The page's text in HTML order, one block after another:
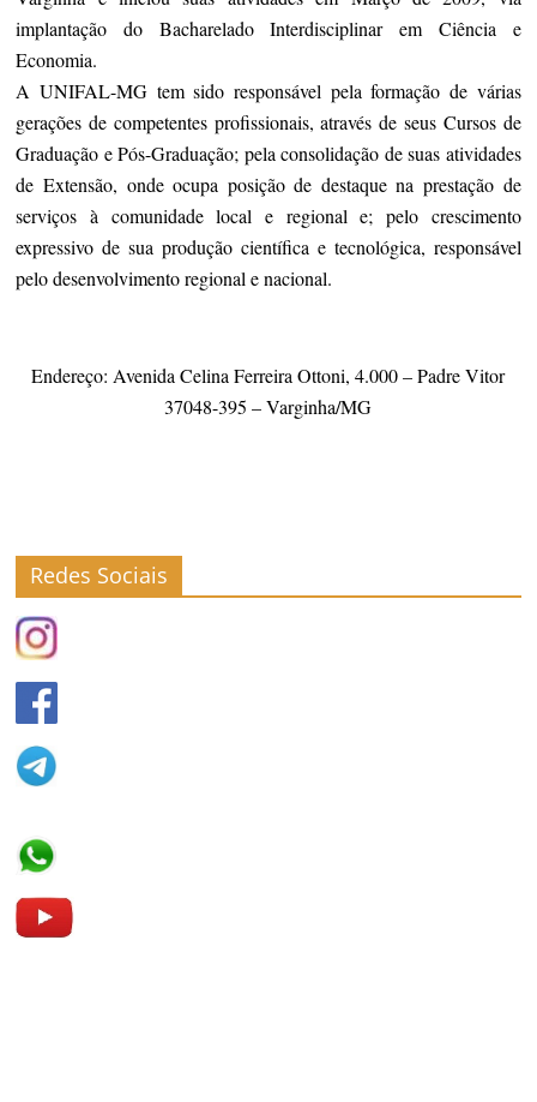
implantação do Bacharelado Interdisciplinar em Ciência e
Economia.
A UNIFAL-MG tem sido responsável pela formação de várias
gerações de competentes profissionais, através de seus Cursos de
Graduação e Pós-Graduação; pela consolidação de suas atividades
de Extensão, onde ocupa posição de destaque na prestação de
serviços à comunidade local e regional e; pelo crescimento
expressivo de sua produção científica e tecnológica, responsável
pelo desenvolvimento regional e nacional.
Endereço: Avenida Celina Ferreira Ottoni, 4.000 – Padre Vitor
37048-395 – Varginha/MG
Redes Sociais